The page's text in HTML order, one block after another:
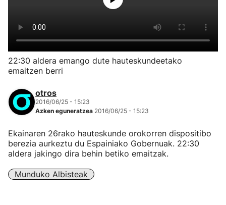
22:30 aldera emango dute hauteskundeetako
emaitzen berri
otros
2016/06/25 - 15:23
Azken eguneratzea 2016/06/25 - 15:23
Ekainaren 26rako hauteskunde orokorren dispositibo
berezia aurkeztu du Espainiako Gobernuak. 22:30
aldera jakingo dira behin betiko emaitzak.
Munduko Albisteak